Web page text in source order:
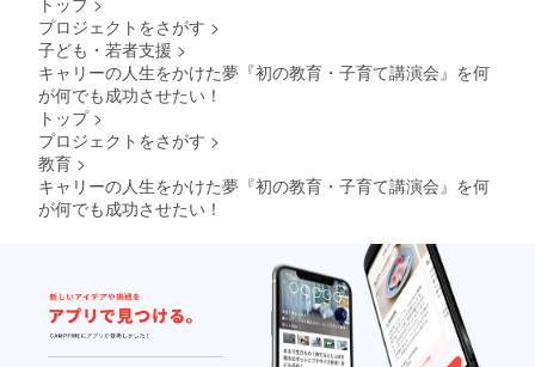
プロジェクトをさがす >
子ども・若者支援 >
キャリーの人生をかけた夢『初の教育・子育て講演会』を何
が何でも成功させたい！
トップ >
プロジェクトをさがす >
教育 >
キャリーの人生をかけた夢『初の教育・子育て講演会』を何
が何でも成功させたい！